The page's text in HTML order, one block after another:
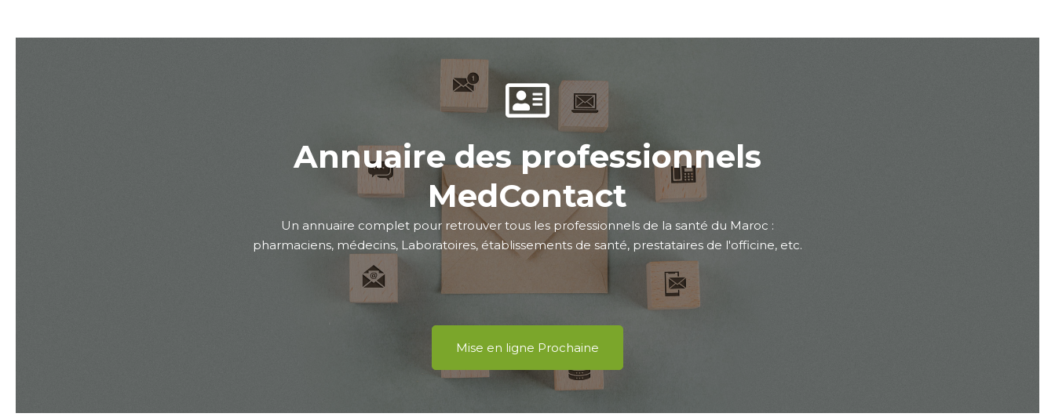
Annuaire des professionnels
MedContact
Un annuaire complet pour retrouver tous les professionnels de la santé du Maroc :
pharmaciens, médecins, Laboratoires, établissements de santé, prestataires de l'officine, etc.
Mise en ligne Prochaine